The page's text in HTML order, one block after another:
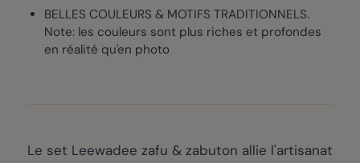
BELLES COULEURS & MOTIFS TRADITIONNELS.
Note: les couleurs sont plus riches et profondes
en réalité qu'en photo
Le set Leewadee zafu & zabuton allie l'artisanat